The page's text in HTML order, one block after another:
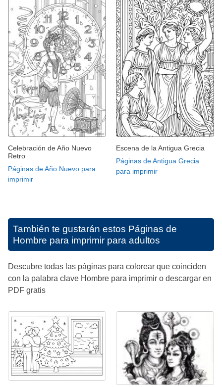
Celebración de Año Nuevo
Retro
Páginas de Año Nuevo para
imprimir
Escena de la Antigua Grecia
Páginas de Antigua Grecia
para imprimir
También te gustarán estos Páginas de
Hombre para imprimir para adultos
Descubre todas las páginas para colorear que coinciden
con la palabra clave Hombre para imprimir o descargar en
PDF gratis